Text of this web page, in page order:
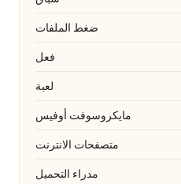
ضغط الملفات
فعل
لعبة
مايكروسوفت أوفيس
متصفحات الانترنت
مدراء التحميل